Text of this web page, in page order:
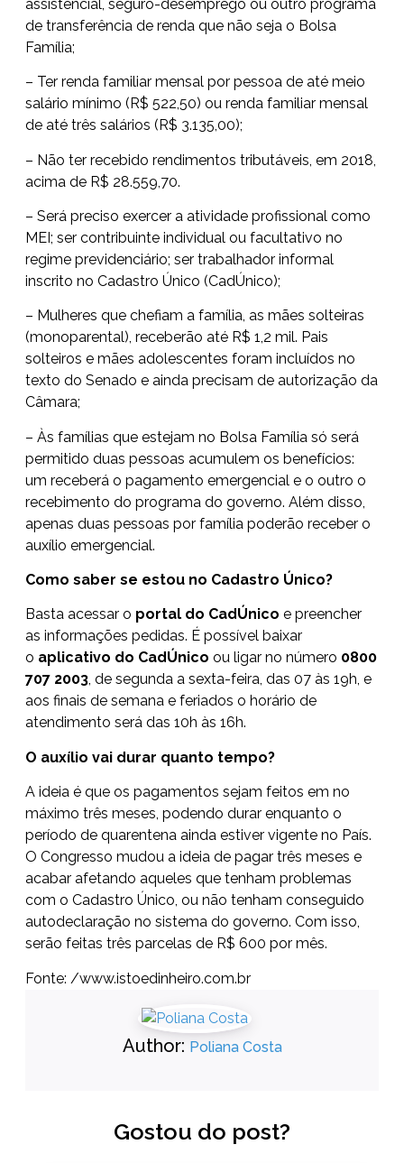
assistencial, seguro-desemprego ou outro programa
de transferência de renda que não seja o Bolsa
Família;
– Ter renda familiar mensal por pessoa de até meio
salário mínimo (R$ 522,50) ou renda familiar mensal
de até três salários (R$ 3.135,00);
– Não ter recebido rendimentos tributáveis, em 2018,
acima de R$ 28.559,70.
– Será preciso exercer a atividade profissional como
MEI; ser contribuinte individual ou facultativo no
regime previdenciário; ser trabalhador informal
inscrito no Cadastro Único (CadÚnico);
– Mulheres que chefiam a família, as mães solteiras
(monoparental), receberão até R$ 1,2 mil. Pais
solteiros e mães adolescentes foram incluídos no
texto do Senado e ainda precisam de autorização da
Câmara;
– Às famílias que estejam no Bolsa Família só será
permitido duas pessoas acumulem os benefícios:
um receberá o pagamento emergencial e o outro o
recebimento do programa do governo. Além disso,
apenas duas pessoas por família poderão receber o
auxílio emergencial.
Como saber se estou no Cadastro Único?
Basta acessar o portal do CadÚnico e preencher
as informações pedidas. É possível baixar
o aplicativo do CadÚnico ou ligar no número 0800
707 2003, de segunda a sexta-feira, das 07 às 19h, e
aos finais de semana e feriados o horário de
atendimento será das 10h às 16h.
O auxílio vai durar quanto tempo?
A ideia é que os pagamentos sejam feitos em no
máximo três meses, podendo durar enquanto o
período de quarentena ainda estiver vigente no País.
O Congresso mudou a ideia de pagar três meses e
acabar afetando aqueles que tenham problemas
com o Cadastro Único, ou não tenham conseguido
autodeclaração no sistema do governo. Com isso,
serão feitas três parcelas de R$ 600 por mês.
Fonte: /www.istoedinheiro.com.br
Author: Poliana Costa
Gostou do post?